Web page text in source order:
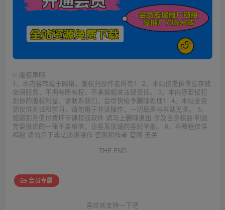
© 版权声明
1、本内容转载于网络，版权归原作者所有！ 2、本站仅提供信息存储
空间服务，不拥有所有权，不承担相关法律责任。 3、本内容若侵犯
到你的版权利益，请联系我们，会尽快给予删除处理！ 4、本站全资
源仅供测试和学习，请勿用于非法操作，一切后果与本站无关。 5、
如遇到充值付费环节课程或软件 请马上删除退出 涉及自身权益/利益
需要投资的一律不要相信，访客发现请向客服举报。 6、本教程仅供
揭秘 请勿用于非法违规操作 否则和作者 官网 无关
THE END
会员专属
喜欢就支持一下吧